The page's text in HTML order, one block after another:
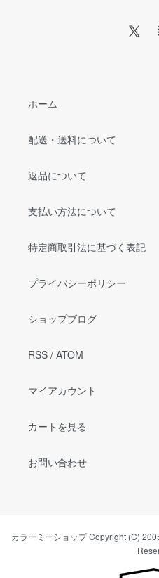
ホーム
配送・送料について
返品について
支払い方法について
特定商取引法に基づく表記
プライバシーポリシー
ショップブログ
RSS / ATOM
マイアカウント
カートを見る
お問い合わせ
カラーミーショップCopyright (C)